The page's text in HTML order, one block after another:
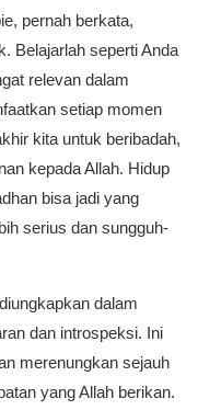
pernah berkata,
Belajarlah seperti Anda
relevan dalam
setiap momen
kita untuk beribadah,
kepada Allah. Hidup
bisa jadi yang
serius dan sungguh-
dalam
dan introspeksi. Ini
merenungkan sejauh
yang Allah berikan.